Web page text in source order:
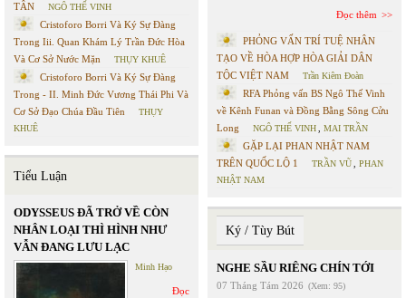
TÂN
NGÔ THẾ VINH
Cristoforo Borri Và Ký Sự Đàng
Trong Iii. Quan Khám Lý Trần Đức Hòa
Và Cơ Sở Nước Mặn
THỤY KHUÊ
Cristoforo Borri Và Ký Sự Đàng
Trong - II. Minh Đức Vương Thái Phi Và
Cơ Sở Đạo Chúa Đầu Tiên
THỤY
KHUÊ
Tiểu Luận
ODYSSEUS ĐÃ TRỞ VỀ CÒN
NHÂN LOẠI THÌ HÌNH NHƯ
VẪN ĐANG LƯU LẠC
Minh Hạo
Đọc
Đọc thêm
PHỎNG VẤN TRÍ TUỆ NHÂN
TẠO VỀ HÒA HỢP HÒA GIẢI DÂN
TỘC VIỆT NAM
Trần Kiêm Đoàn
RFA Phỏng vấn BS Ngô Thế Vinh
về Kênh Funan và Đồng Bằng Sông Cửu
Long
NGÔ THẾ VINH MAI TRẦN
GẶP LẠI PHAN NHẬT NAM
TRÊN QUỐC LỘ 1
TRẦN VŨ
PHAN
NHẬT NAM
Ký / Tùy Bút
NGHE SẦU RIÊNG CHÍN TỚI
07 Tháng Tám 2026 (Xem: 95)